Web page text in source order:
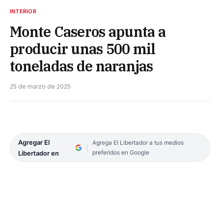
INTERIOR
Monte Caseros apunta a
producir unas 500 mil
toneladas de naranjas
25 de marzo de 2025
Agregar El
Libertador en
Agrega El Libertador a tus medios
preferidos en Google